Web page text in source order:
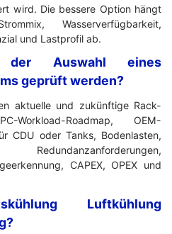
wird. Die bessere Option hängt
Wasserverfügbarkeit,
und Lastprofil ab.
Auswahl eines
geprüft werden?
aktuelle und zukünftige Rack-
Roadmap, OEM-
CDU oder Tanks, Bodenlasten,
CAPEX, OPEX und
Luftkühlung